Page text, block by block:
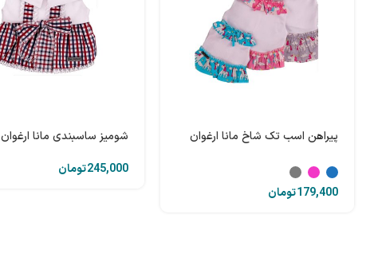
پیراهن اسب تک شاخ مانا ارغوان
تومان
شومیز ساسبندی مانا ارغوان
تومان